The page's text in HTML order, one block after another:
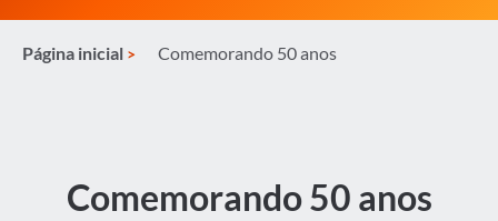
Página inicial Comemorando 50 anos
Comemorando 50 anos